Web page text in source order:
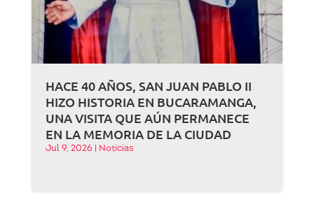
HACE 40 AÑOS, SAN JUAN PABLO II
HIZO HISTORIA EN BUCARAMANGA,
UNA VISITA QUE AÚN PERMANECE
EN LA MEMORIA DE LA CIUDAD
Jul 9, 2026 Noticias